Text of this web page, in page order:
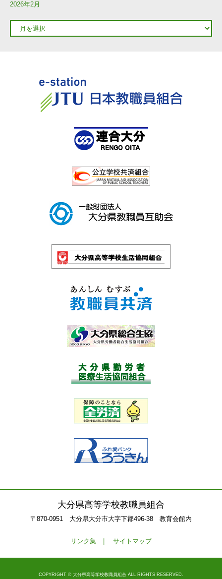
2026年2月
大分県高等学校教職員組合
〒870-0951 大分県大分市大字下郡496-38 教育会館内
リンク集 サイトマップ
COPYRIGHT © 大分県高等学校教職員組合 ALL RIGHTS RESERVED.